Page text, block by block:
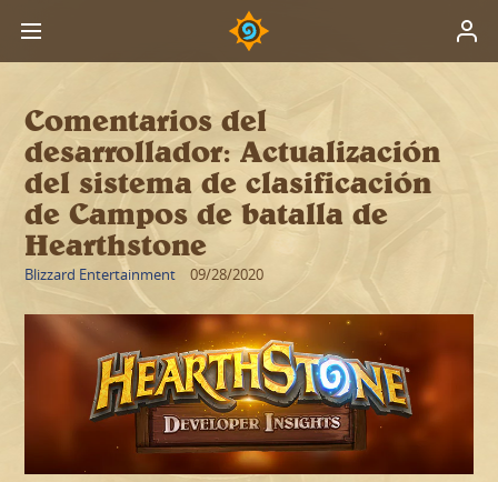
Comentarios del
desarrollador: Actualización
del sistema de clasificación
de Campos de batalla de
Hearthstone
Blizzard Entertainment 09/28/2020